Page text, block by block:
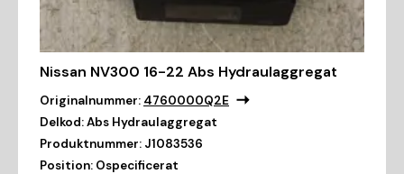
Nissan NV300 16-22 Abs Hydraulaggregat
Originalnummer: 4760000Q2E
Delkod:Abs Hydraulaggregat
Produktnummer: J1083536
Position: Ospecificerat